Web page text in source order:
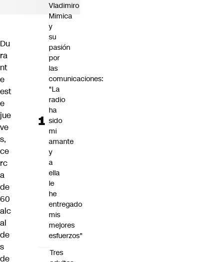
Du
ra
nt
e
est
e
jue
ve
s,
ce
rc
a
de
60
alc
al
de
s
de
Vladimiro
Mimica
y
su
pasión
por
las
comunicaciones:
"La
radio
ha
sido
mi
amante
y
a
ella
le
he
entregado
mis
mejores
esfuerzos"
Tres